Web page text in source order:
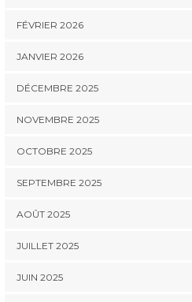
FÉVRIER 2026
JANVIER 2026
DÉCEMBRE 2025
NOVEMBRE 2025
OCTOBRE 2025
SEPTEMBRE 2025
AOÛT 2025
JUILLET 2025
JUIN 2025